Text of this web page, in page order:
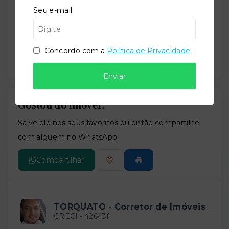
Gostou do imóvel?
Salve ele nos seus favoritos ou então compartilhe
com alguém no WhatsApp:
Compartilhar
TORQUATO - Corretor de Imóveis
CRECI - 42643f
Seu e-mail
Concordo com a Política de Privacidade
Enviar